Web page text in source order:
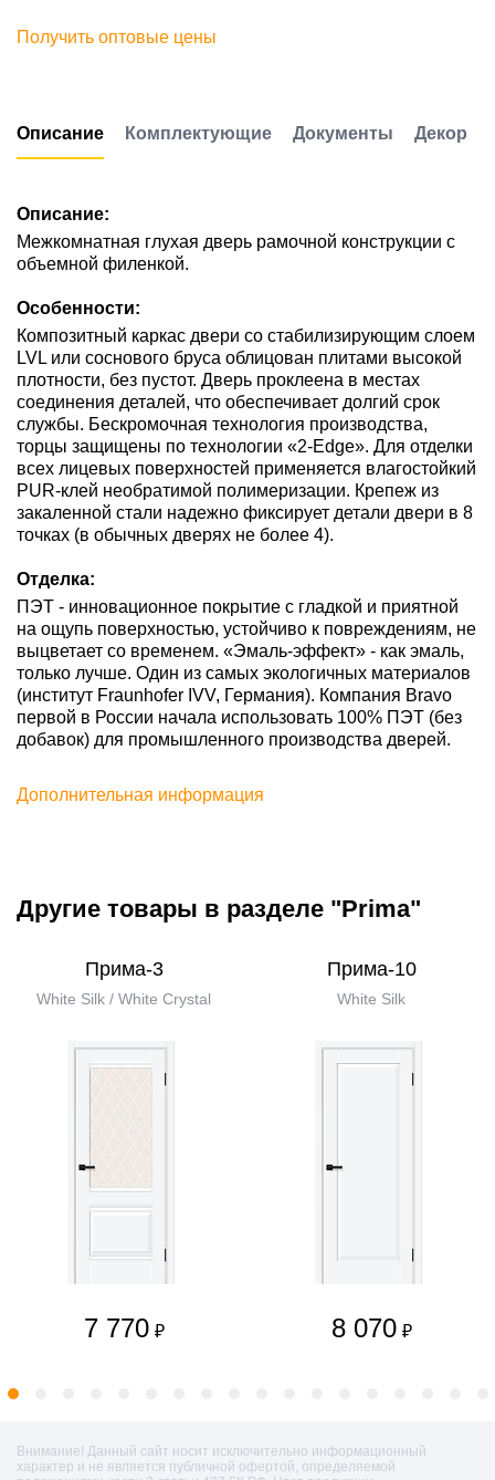
Получить оптовые цены
Описание Комплектующие Документы Декор
Описание:
Межкомнатная глухая дверь рамочной конструкции с
объемной филенкой.
Особенности:
Композитный каркас двери со стабилизирующим слоем
LVL или соснового бруса облицован плитами высокой
плотности, без пустот. Дверь проклеена в местах
соединения деталей, что обеспечивает долгий срок
службы. Бескромочная технология производства,
торцы защищены по технологии «2-Edge». Для отделки
всех лицевых поверхностей применяется влагостойкий
PUR-клей необратимой полимеризации. Крепеж из
закаленной стали надежно фиксирует детали двери в 8
точках (в обычных дверях не более 4).
Отделка:
ПЭТ - инновационное покрытие c гладкой и приятной
на ощупь поверхностью, устойчиво к повреждениям, не
выцветает со временем. «Эмаль-эффект» - как эмаль,
только лучше. Один из самых экологичных материалов
(институт Fraunhofer IVV, Германия). Компания Bravo
первой в России начала использовать 100% ПЭТ (без
добавок) для промышленного производства дверей.
Дополнительная информация
Другие товары в разделе "Prima"
Прима-3
White Silk / White Сrystal
7 770 ₽
Прима-10
White Silk
8 070 ₽
Внимание! Данный сайт носит исключительно информационный
характер и не является публичной офертой, определяемой